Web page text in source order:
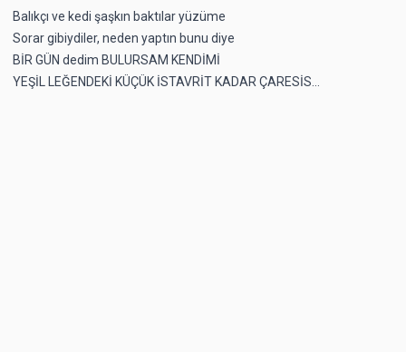
Balıkçı ve kedi şaşkın baktılar yüzüme
Sorar gibiydiler, neden yaptın bunu diye
BİR GÜN dedim BULURSAM KENDİMİ
YEŞİL LEĞENDEKİ KÜÇÜK İSTAVRİT KADAR ÇARESİS…